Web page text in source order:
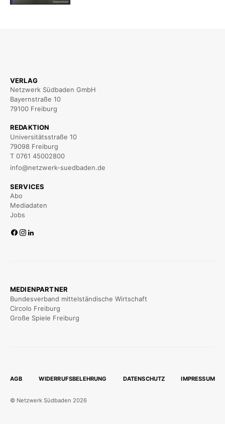
VERLAG
Netzwerk Südbaden GmbH
Bayernstraße 10
79100 Freiburg
REDAKTION
Universitätsstraße 10
79098 Freiburg
T 0761 45002800
info@netzwerk-suedbaden.de
SERVICES
Abo
Mediadaten
Jobs
MEDIENPARTNER
Bundesverband mittelständische Wirtschaft
Circolo Freiburg
Große Spiele Freiburg
AGB WIDERRUFSBELEHRUNG DATENSCHUTZ IMPRESSUM
© Netzwerk Südbaden 2026